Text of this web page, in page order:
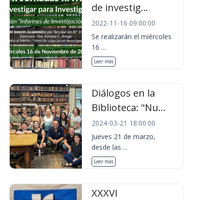
de investig...
2022-11-16 09:00:00
Se realizarán el miércoles
16 ...
Leer más
Diálogos en la
Biblioteca: "Nu...
2024-03-21 18:00:00
Jueves 21 de marzo,
desde las ...
Leer más
XXXVI